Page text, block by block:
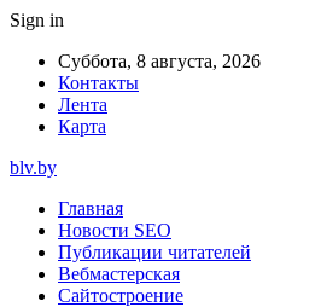
Sign in
Суббота, 8 августа, 2026
Контакты
Лента
Карта
blv.by
Главная
Новости SEO
Публикации читателей
Вебмастерская
Сайтостроение